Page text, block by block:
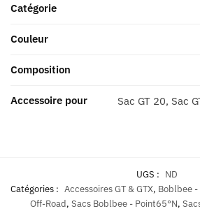
Catégorie
Couleur
Composition
Accessoire pour
Sac GT 20, Sac
UGS : ND
Catégories : Accessoires GT & GTX, Boblbee -
Off-Road, Sacs Boblbee - Point65°N,